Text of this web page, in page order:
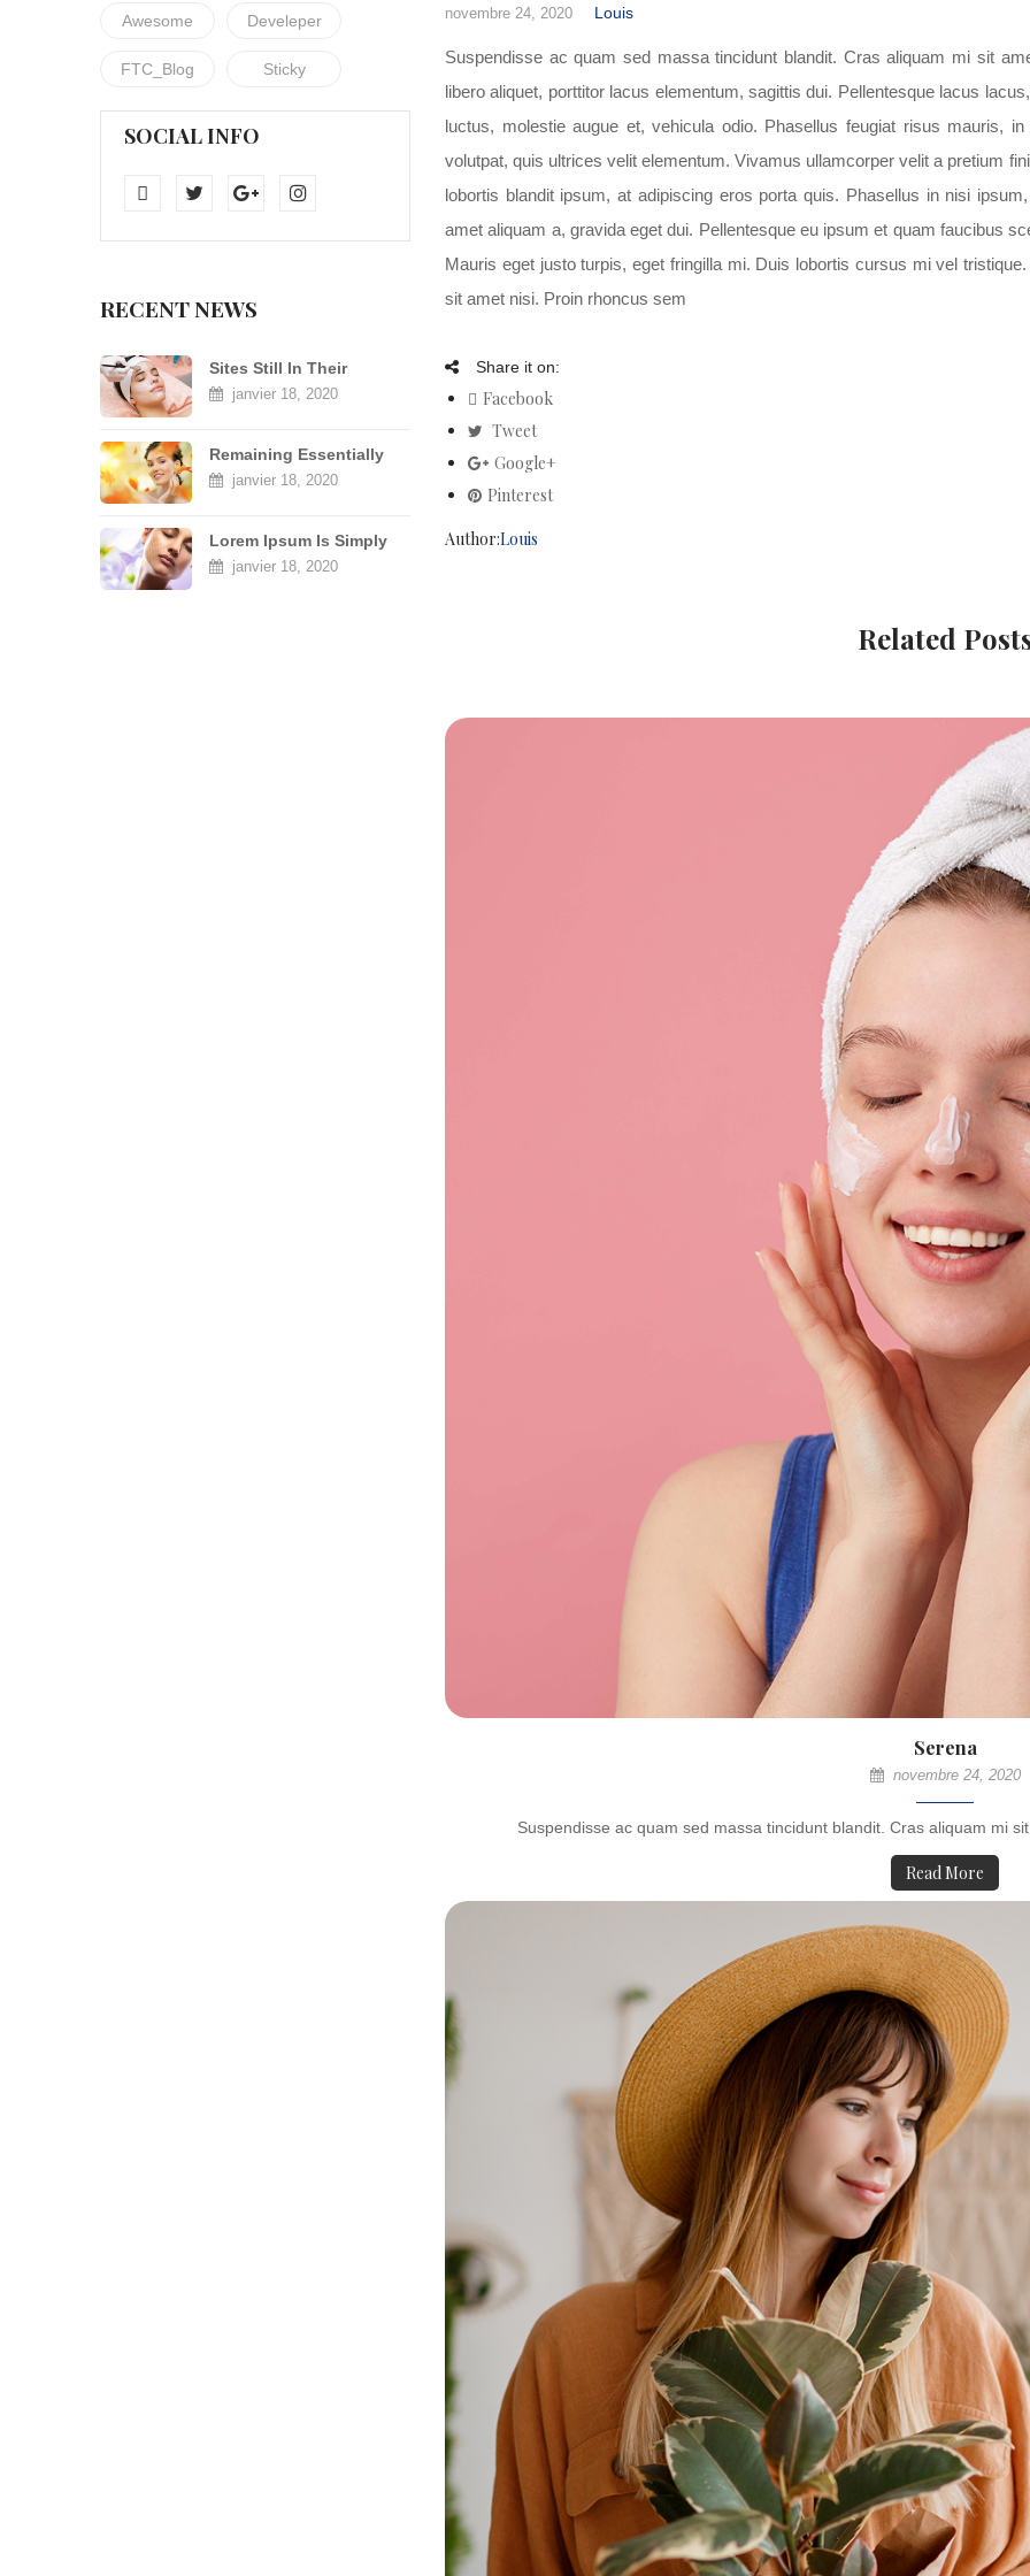
Awesome Develeper
FTC_Blog Sticky
SOCIAL INFO
RECENT NEWS
Sites Still In Their
Infancy.
janvier 18, 2020
Remaining Essentially
Unchanged
janvier 18, 2020
Lorem Ipsum Is Simply
Dummy
janvier 18, 2020
novembre 24, 2020 Louis
Suspendisse ac quam sed massa tincidunt blandit. Cras aliquam mi sit
libero aliquet, porttitor lacus elementum, sagittis dui. Pellentesque lacus
luctus, molestie augue et, vehicula odio. Phasellus feugiat risus mauris,
volutpat, quis ultrices velit elementum. Vivamus ullamcorper velit a pretium
lobortis blandit ipsum, at adipiscing eros porta quis. Phasellus in nisi
amet aliquam a, gravida eget dui. Pellentesque eu ipsum et quam faucibus
Mauris eget justo turpis, eget fringilla mi. Duis lobortis cursus mi vel
sit amet nisi. Proin rhoncus sem
Share it on:
Facebook
Tweet
Google+
Pinterest
Author:Louis
Related
Serena
novembre 24, 2020
Suspendisse ac quam sed massa tincidunt blandit. Cras aliquam mi
Read More